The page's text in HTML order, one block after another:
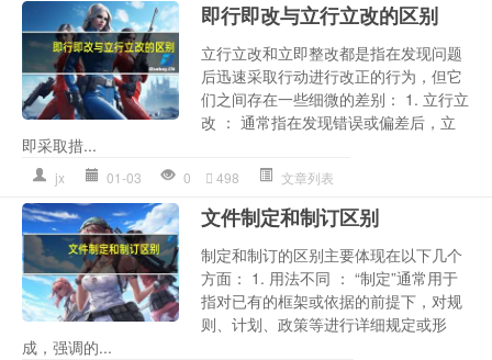
即行即改与立行立改的区别
立行立改和立即整改都是指在发现问题
后迅速采取行动进行改正的行为，但它
们之间存在一些细微的差别： 1. 立行立
改 ： 通常指在发现错误或偏差后，立
即采取措...
jx 01-03 0 498 文章列表
文件制定和制订区别
制定和制订的区别主要体现在以下几个
方面： 1. 用法不同 ： “制定”通常用于
指对已有的框架或依据的前提下，对规
则、计划、政策等进行详细规定或形
成，强调的...